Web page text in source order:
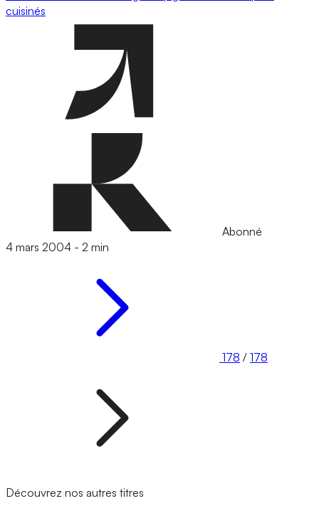
cuisinés
Abonné
4 mars 2004 - 2 min
178 / 178
Découvrez nos autres titres